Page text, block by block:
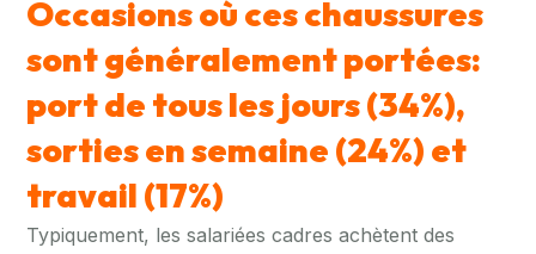
Occasions où ces chaussures
sont généralementportées:
portde tous les jours (34%),
sortiesen semaine (24%) et
travail (17%)
Typiquement, les salariées cadres achètent des